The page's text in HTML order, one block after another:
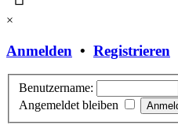
×
Anmelden • Registrieren
Benutzername:
Angemeldet bleiben